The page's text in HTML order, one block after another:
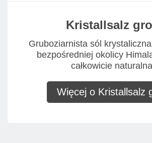
Kristallsalz
Gruboziarnista sól
bezpośredniej okolicy
całkowicie
Więcej o Kristallsalz